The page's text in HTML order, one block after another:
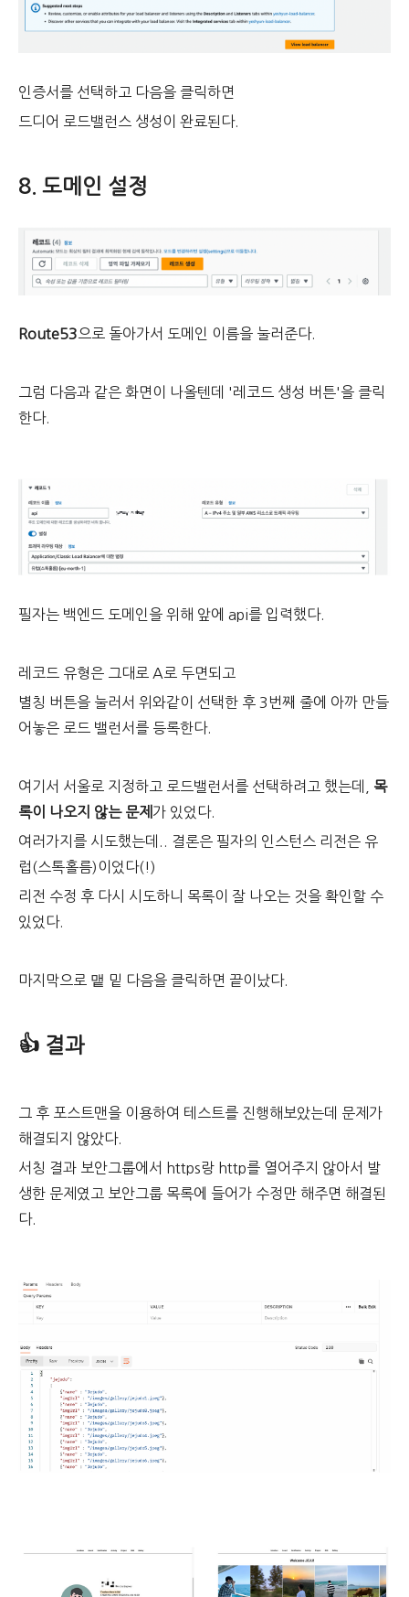
인증서를 선택하고 다음을 클릭하면
드디어 로드밸런스 생성이 완료된다.
8. 도메인 설정
Route53으로 돌아가서 도메인 이름을 눌러준다.
그럼 다음과 같은 화면이 나올텐데 '레코드 생성 버튼'을 클릭
한다.
필자는 백엔드 도메인을 위해 앞에 api를 입력했다.
레코드 유형은 그대로 A로 두면되고
별칭 버튼을 눌러서 위와같이 선택한 후 3번째 줄에 아까 만들
어놓은 로드 밸런서를 등록한다.
여기서 서울로 지정하고 로드밸런서를 선택하려고 했는데, 목
록이 나오지 않는 문제 가 있었다.
여러가지를 시도했는데.. 결론은 필자의 인스턴스 리전은 유
럽(스톡홀름)이었다(!)
리전 수정 후 다시 시도하니 목록이 잘 나오는 것을 확인할 수
있었다.
마지막으로 맽 밑 다음을 클릭하면 끝이났다.
👍 결과
그 후 포스트맨을 이용하여 테스트를 진행해보았는데 문제가
해결되지 않았다.
서칭 결과 보안그룹에서 https랑 http를 열어주지 않아서 발
생한 문제였고 보안그룹 목록에 들어가 수정만 해주면 해결된
다.